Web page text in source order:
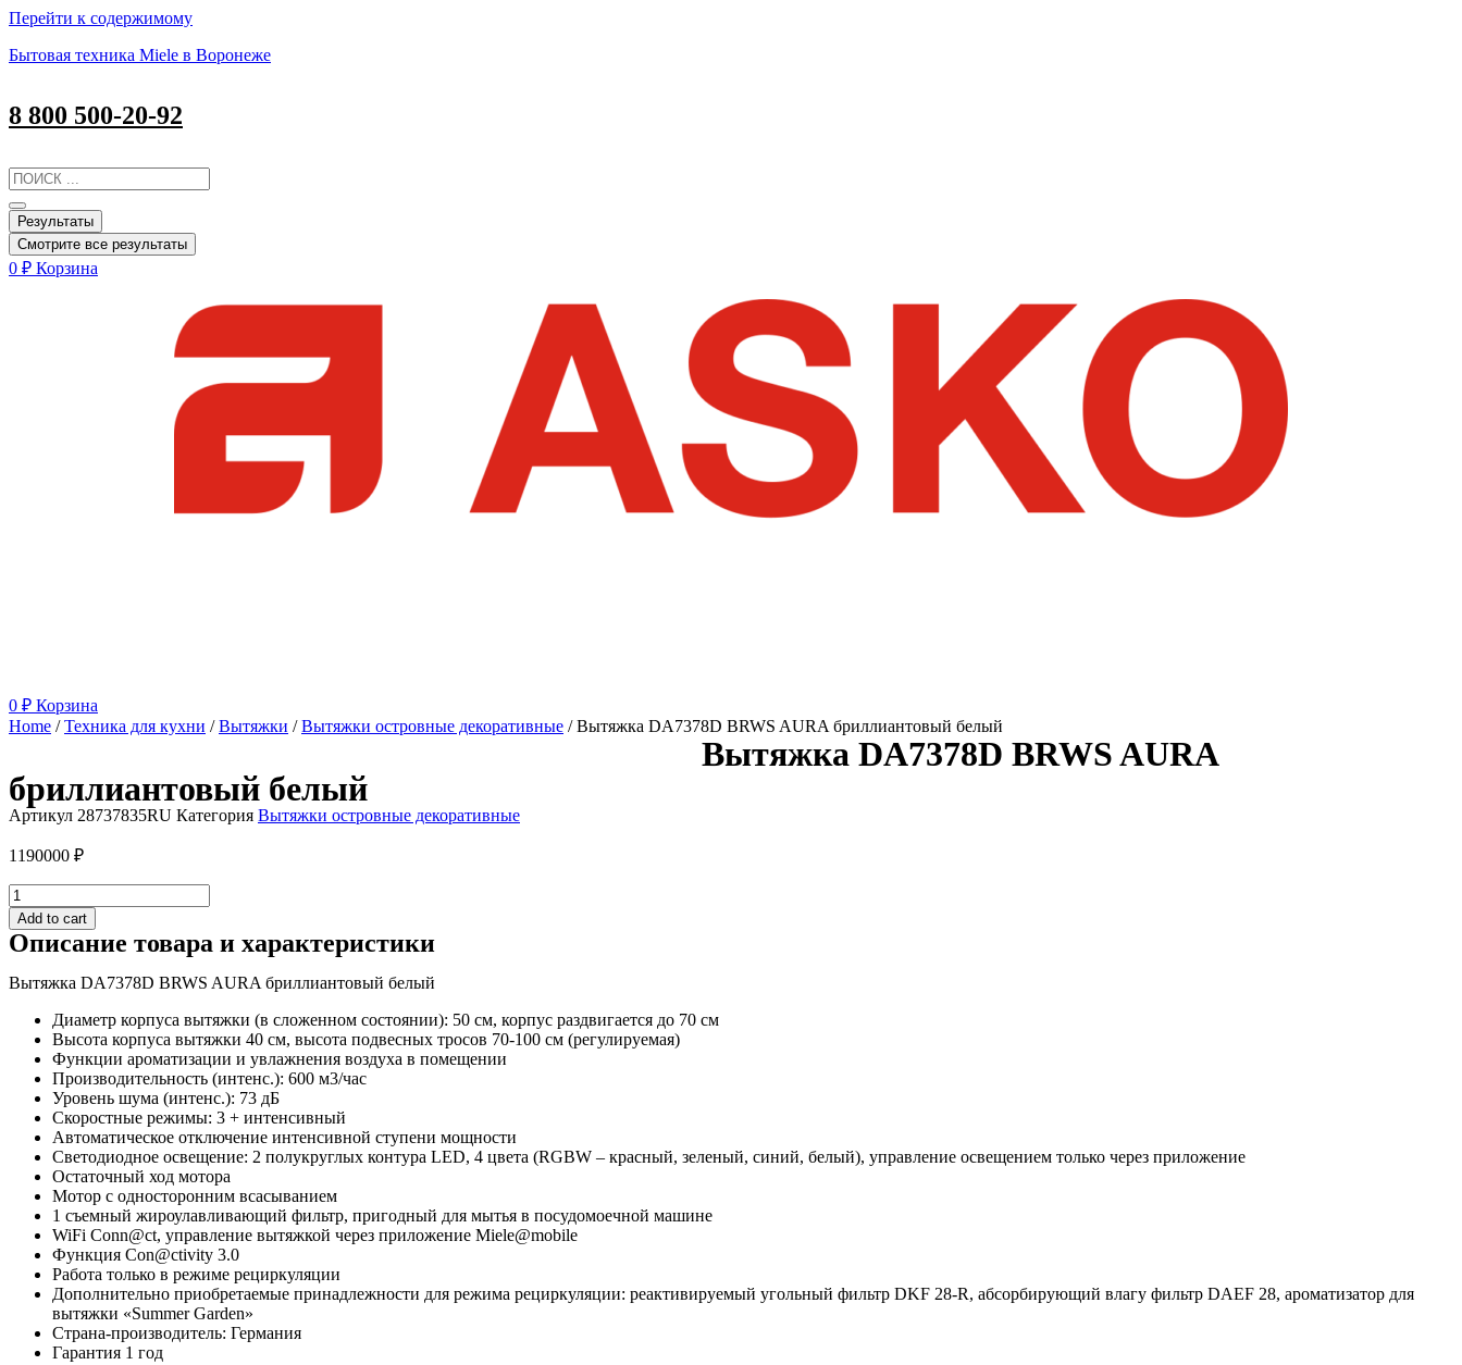
Перейти к содержимому
Бытовая техника Miele в Воронеже
8 800 500-20-92
Результаты
Смотрите все результаты
0 ₽ Корзина
0 ₽ Корзина
Home /Техника для кухни /Вытяжки /Вытяжки островные декоративные / Вытяжка DA7378D BRWS AURA бриллиантовый белый
Вытяжка DA7378D BRWS AURA
бриллиантовый белый
Артикул 28737835RU Категория Вытяжки островные декоративные
1190000 ₽
Вытяжка
DA7378D
BRWS
AURA
белый
quantity
Add to cart
Описание товара и характеристики
Вытяжка DA7378D BRWS AURA бриллиантовый белый
Диаметр корпуса вытяжки (в сложенном состоянии): 50 см, корпус раздвигается до 70 см
Высота корпуса вытяжки 40 см, высота подвесных тросов 70-100 см (регулируемая)
Функции ароматизации и увлажнения воздуха в помещении
Производительность (интенс.): 600 м3/час
Уровень шума (интенс.): 73 дБ
Скоростные режимы: 3 + интенсивный
Автоматическое отключение интенсивной ступени мощности
Светодиодное освещение: 2 полукруглых контура LED, 4 цвета (RGBW – красный, зеленый, синий, белый), управление освещением только через приложение
Остаточный ход мотора
Мотор с односторонним всасыванием
1 съемный жироулавливающий фильтр, пригодный для мытья в посудомоечной машине
WiFi Conn@ct, управление вытяжкой через приложение Miele@mobile
Функция Con@ctivity 3.0
Работа только в режиме рециркуляции
Дополнительно приобретаемые принадлежности для режима рециркуляции: реактивируемый угольный фильтр DKF 28-R, абсорбирующий влагу фильтр DAEF 28, ароматизатор для
вытяжки «Summer Garden»
Страна-производитель: Германия
Гарантия 1 год